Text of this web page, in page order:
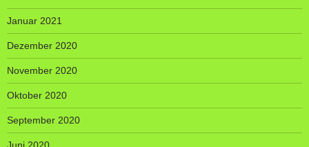
Januar 2021
Dezember 2020
November 2020
Oktober 2020
September 2020
Juni 2020